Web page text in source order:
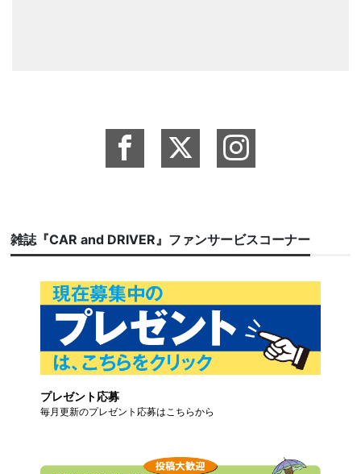
雑誌『CAR and DRIVER』ファンサービスコーナー
プレゼント応募
毎月更新のプレゼント応募はこちらから